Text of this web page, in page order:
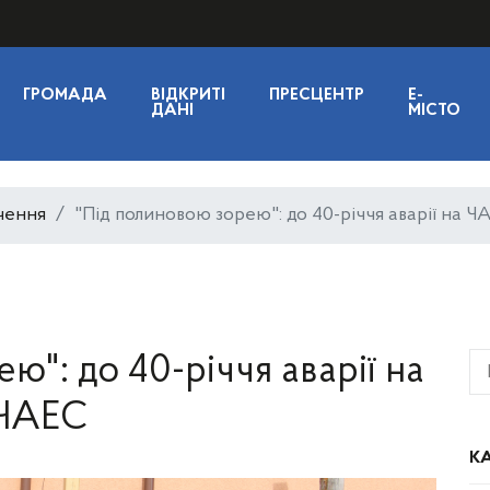
ГРОМАДА
ВІДКРИТІ
ДАНІ
ПРЕСЦЕНТР
E-
МІСТО
"Під полиновою зорею": до 40-річчя аварії на
до 40-річчя аварії на